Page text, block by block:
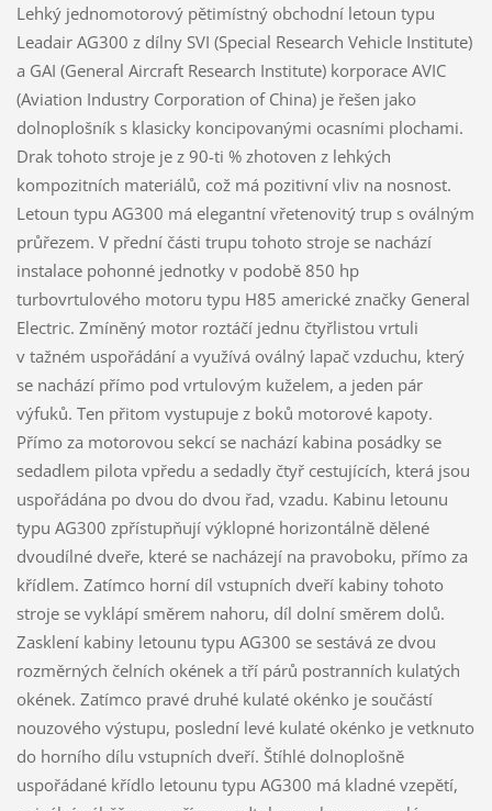
Lehký jednomotorový pětimístný obchodní letoun typu
Leadair AG300 z dílny SVI (Special Research Vehicle Institute)
a GAI (General Aircraft Research Institute) korporace AVIC
(Aviation Industry Corporation of China) je řešen jako
dolnoplošník s klasicky koncipovanými ocasními plochami.
Drak tohoto stroje je z 90-ti % zhotoven z lehkých
kompozitních materiálů, což má pozitivní vliv na nosnost.
Letoun typu AG300 má elegantní vřetenovitý trup s oválným
průřezem. V přední části trupu tohoto stroje se nachází
instalace pohonné jednotky v podobě 850 hp
turbovrtulového motoru typu H85 americké značky General
Electric. Zmíněný motor roztáčí jednu čtyřlistou vrtuli
v tažném uspořádání a využívá oválný lapač vzduchu, který
se nachází přímo pod vrtulovým kuželem, a jeden pár
výfuků. Ten přitom vystupuje z boků motorové kapoty.
Přímo za motorovou sekcí se nachází kabina posádky se
sedadlem pilota vpředu a sedadly čtyř cestujících, která jsou
uspořádána po dvou do dvou řad, vzadu. Kabinu letounu
typu AG300 zpřístupňují výklopné horizontálně dělené
dvoudílné dveře, které se nacházejí na pravoboku, přímo za
křídlem. Zatímco horní díl vstupních dveří kabiny tohoto
stroje se vyklápí směrem nahoru, díl dolní směrem dolů.
Zasklení kabiny letounu typu AG300 se sestává ze dvou
rozměrných čelních okének a tří párů postranních kulatých
okének. Zatímco pravé druhé kulaté okénko je součástí
nouzového výstupu, poslední levé kulaté okénko je vetknuto
do horního dílu vstupních dveří. Štíhlé dolnoplošně
uspořádané křídlo letounu typu AG300 má kladné vzepětí,